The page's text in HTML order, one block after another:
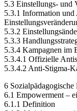
5.3 Einstellungs- und
5.3.1 Information
5.3.2
5.3.3
5.3.4 Kampagnen im
5.3.4.1 Offizielle
5.3.4.2 Anti-Stigma-
6
6.1 Empowerment –
6.1.1 Definition